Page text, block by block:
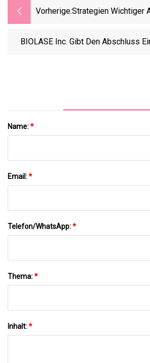
Vorherige:Strategien Wichtiger
Produktentwicklung
BIOLASE Inc. Gibt Den Abschluss
Name:*
Email:*
Telefon/WhatsApp:*
Thema:*
Inhalt:*